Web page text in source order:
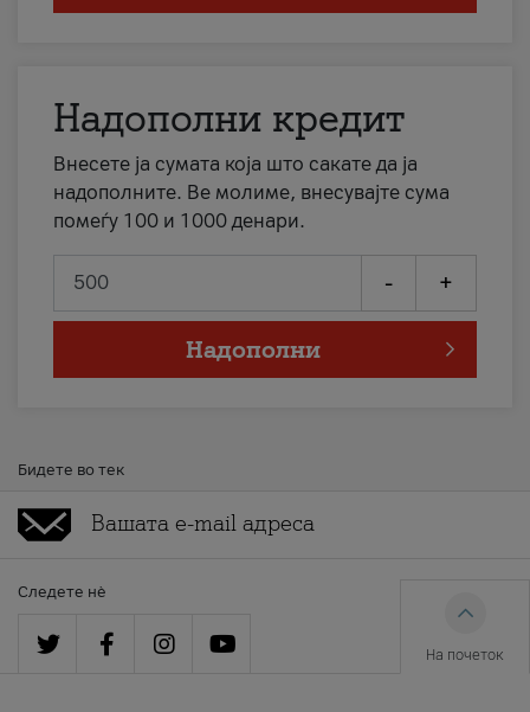
Надополни кредит
Внесете ја сумата која што сакате да ја
надополните. Ве молиме, внесувајте сума
помеѓу 100 и 1000 денари.
- +
Надополни
Бидете во тек
Следете нè
На почеток